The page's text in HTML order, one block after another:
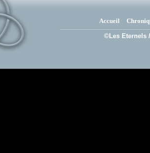
Accueil
©Les Eternels